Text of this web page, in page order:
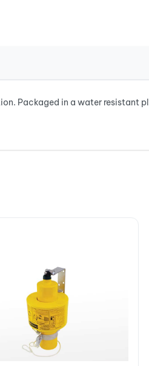
Packaged in a water